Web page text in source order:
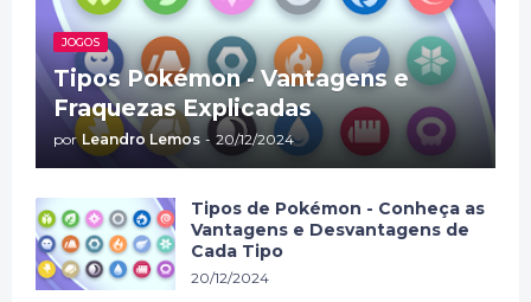
JOGOS
Tipos Pokémon - Vantagens e
Fraquezas Explicadas
por Leandro Lemos - 20/12/2024
Tipos de Pokémon - Conheça as
Vantagens e Desvantagens de
Cada Tipo
20/12/2024